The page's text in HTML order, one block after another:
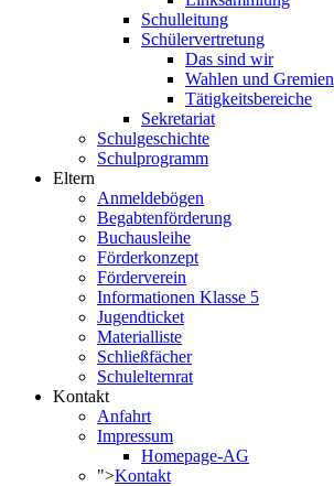
Schulleitung
Schülervertretung
Das sind wir
Wahlen und Gremien
Tätigkeitsbereiche
Sekretariat
Schulgeschichte
Schulprogramm
Eltern
Anmeldebögen
Begabtenförderung
Buchausleihe
Förderkonzept
Förderverein
Informationen Klasse 5
Jugendticket
Materialliste
Schließfächer
Schulelternrat
Kontakt
Anfahrt
Impressum
Homepage-AG
">Kontakt